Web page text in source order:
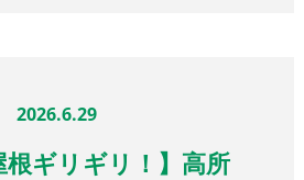
2026.6.29
根ギリギリ！】高所